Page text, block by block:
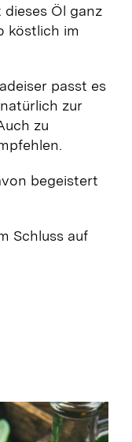
dieses Öl ganz
köstlich im
passt es
zur
zu
begeistert
Schluss auf